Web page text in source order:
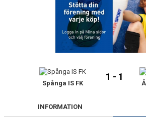
BILDGALLERI
Spånga IS FK
1 - 1
INFORMATION